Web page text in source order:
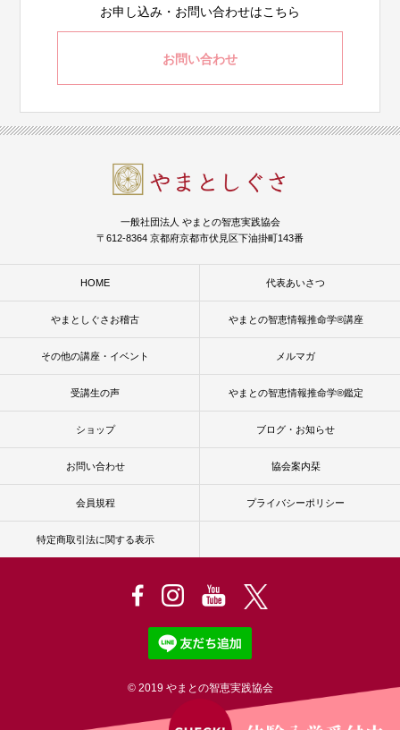
お申し込み・お問い合わせはこちら
お問い合わせ
一般社団法人 やまとの智恵実践協会
〒612-8364 京都府京都市伏見区下油掛町143番
HOME 代表あいさつ
やまとしぐさお稽古 やまとの智恵情報推命学®講座
その他の講座・イベント メルマガ
受講生の声 やまとの智恵情報推命学®鑑定
ショップ ブログ・お知らせ
お問い合わせ 協会案内栞
会員規程 プライバシーポリシー
特定商取引法に関する表示
© 2019 やまとの智恵実践協会